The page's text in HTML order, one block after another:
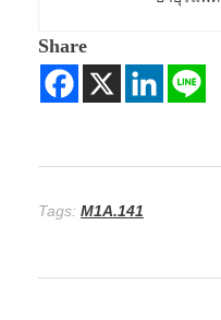
Share
Tags: M1A.141